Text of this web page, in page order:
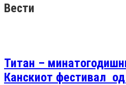
Вести
Титан –
Канскиот фестивал